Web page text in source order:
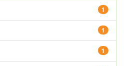
1
1
1